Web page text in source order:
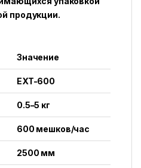
продукции.
Значение
EXT-600
0.5–5 кг
600 мешков/час
2500 мм